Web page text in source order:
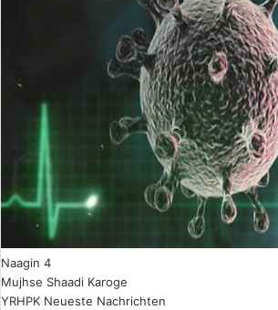
Naagin 4
Mujhse Shaadi Karoge
YRHPK Neueste Nachrichten